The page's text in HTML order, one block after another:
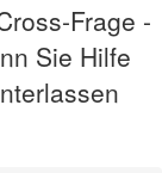
Frage -
Sie Hilfe